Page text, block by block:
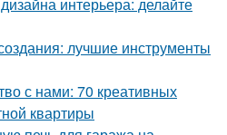
лучшие инструменты
с нами: 70 креативных
квартиры